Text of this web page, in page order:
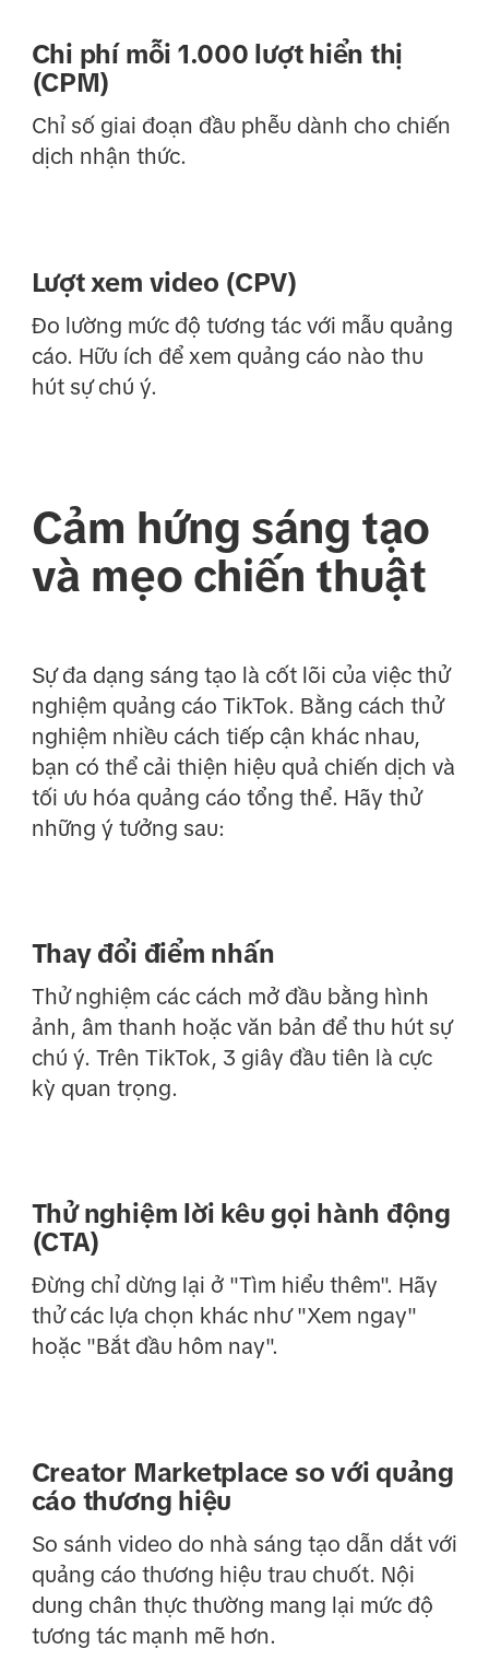
Chi phí mỗi 1.000 lượt hiển thị
(CPM)
Chỉ số giai đoạn đầu phễu dành cho chiến
dịch nhận thức.
Lượt xem video (CPV)
Đo lường mức độ tương tác với mẫu quảng
cáo. Hữu ích để xem quảng cáo nào thu
hút sự chú ý.
Cảm hứng sáng tạo
và mẹo chiến thuật
Sự đa dạng sáng tạo là cốt lõi của việc thử
nghiệm quảng cáo TikTok. Bằng cách thử
nghiệm nhiều cách tiếp cận khác nhau,
bạn có thể cải thiện hiệu quả chiến dịch và
tối ưu hóa quảng cáo tổng thể. Hãy thử
những ý tưởng sau:
Thay đổi điểm nhấn
Thử nghiệm các cách mở đầu bằng hình
ảnh, âm thanh hoặc văn bản để thu hút sự
chú ý. Trên TikTok, 3 giây đầu tiên là cực
kỳ quan trọng.
Thử nghiệm lời kêu gọi hành động
(CTA)
Đừng chỉ dừng lại ở "Tìm hiểu thêm". Hãy
thử các lựa chọn khác như "Xem ngay"
hoặc "Bắt đầu hôm nay".
Creator Marketplace so với quảng
cáo thương hiệu
So sánh video do nhà sáng tạo dẫn dắt với
quảng cáo thương hiệu trau chuốt. Nội
dung chân thực thường mang lại mức độ
tương tác mạnh mẽ hơn.